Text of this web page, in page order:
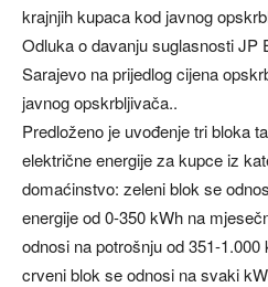
krajnjih kupaca kod javnog
Odluka o davanju suglasnosti JP
Sarajevo na prijedlog cijena
javnog opskrbljivača..
Predloženo je uvođenje tri bloka
električne energije za kupce iz
domaćinstvo: zeleni blok se
energije od 0-350 kWh na
odnosi na potrošnju od 351-
crveni blok se odnosi na svaki